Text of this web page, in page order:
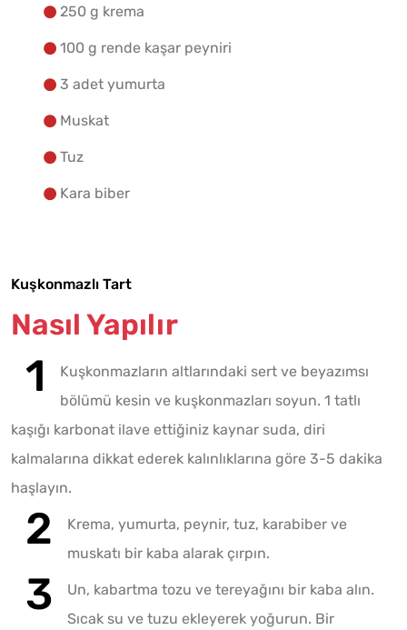
250 g krema
100 g rende kaşar peyniri
3 adet yumurta
Muskat
Tuz
Kara biber
Kuşkonmazlı Tart
Nasıl Yapılır
Kuşkonmazların altlarındaki sert ve beyazımsı
bölümü kesin ve kuşkonmazları soyun. 1 tatlı
kaşığı karbonat ilave ettiğiniz kaynar suda, diri
kalmalarına dikkat ederek kalınlıklarına göre 3-5 dakika
haşlayın.
Krema, yumurta, peynir, tuz, karabiber ve
muskatı bir kaba alarak çırpın.
Un, kabartma tozu ve tereyağını bir kaba alın.
Sıcak su ve tuzu ekleyerek yoğurun. Bir